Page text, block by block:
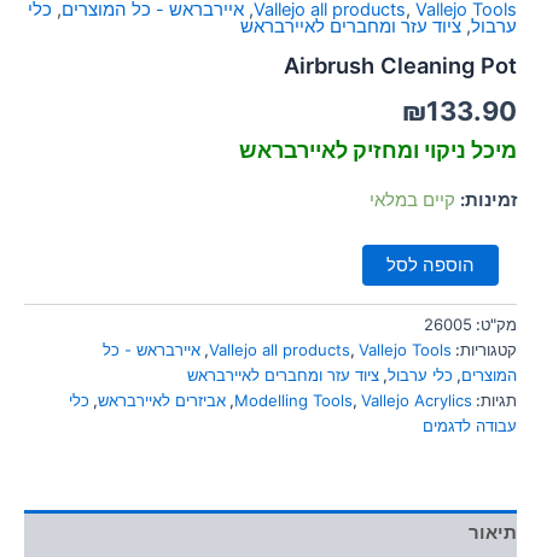
Vallejo all products, Vallejo Tools
, איירבראש - כל המוצרים, כלי
ערבול, ציוד עזר ומחברים לאיירבראש
Airbrush Cleaning Pot
₪133.90
מיכל ניקוי ומחזיק לאיירבראש
זמינות: קיים במלאי
הוספה לסל
מק"ט: 26005
קטגוריות:
Vallejo all products, Vallejo Tools
, איירבראש - כל
המוצרים, כלי ערבול, ציוד עזר ומחברים לאיירבראש
תגיות:
Modelling Tools, Vallejo Acrylics
, אביזרים לאיירבראש, כלי
עבודה לדגמים
תיאור